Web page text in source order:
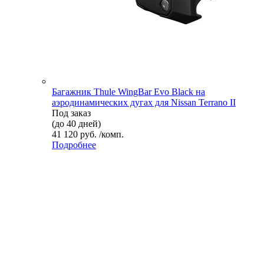
Багажник Thule WingBar Evo Black на
аэродинамических дугах для Nissan Terrano II
Под заказ
(до 40 дней)
41 120 руб. /комп.
Подробнее